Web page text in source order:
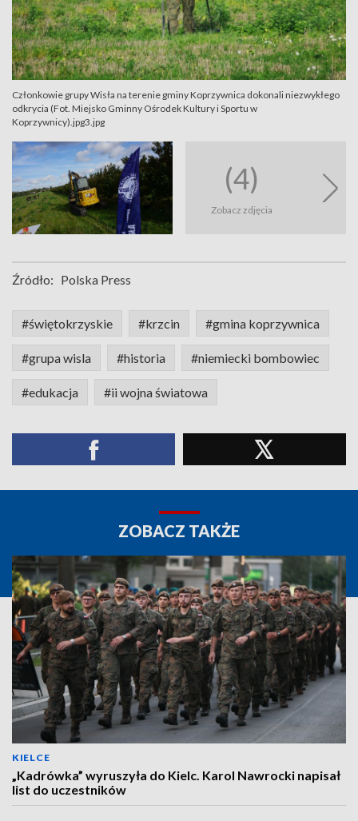
Członkowie grupy Wisła na terenie gminy Koprzywnica dokonali niezwykłego
odkrycia (Fot. Miejsko Gminny Ośrodek Kultury i Sportu w
Koprzywnicy).jpg3.jpg
(4)
Zobacz zdjęcia
Źródło: Polska Press
#świętokrzyskie #krzcin #gmina koprzywnica
#grupa wisla #historia #niemiecki bombowiec
#edukacja #ii wojna światowa
ZOBACZ TAKŻE
KIELCE
„Kadrówka” wyruszyła do Kielc. Karol Nawrocki napisał
list do uczestników